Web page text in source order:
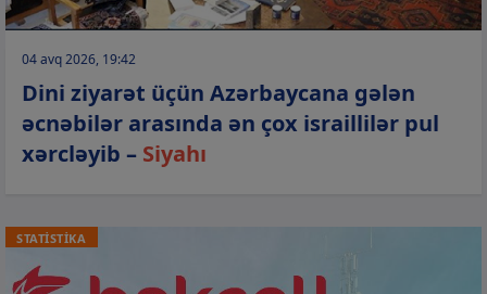
04 avq 2026, 19:42
Dini ziyarət üçün Azərbaycana gələn
əcnəbilər arasında ən çox israillilər pul
xərcləyib – Siyahı
STATİSTİKA